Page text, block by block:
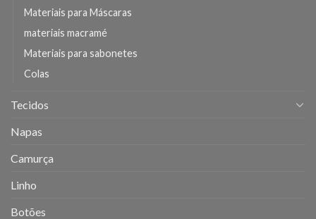
Materiais para Máscaras
materiais macramé
Materiais para sabonetes
Colas
Tecidos
Napas
Camurça
Linho
Botões